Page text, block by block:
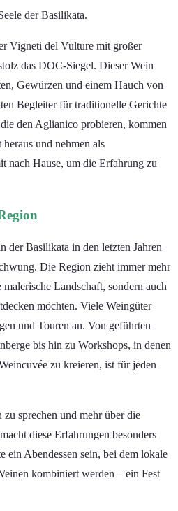
der Basilikata.
Vigneti del Vulture mit großer
das DOC-Siegel. Dieser Wein
Gewürzen und einem Hauch von
Begleiter für traditionelle Gerichte
den Aglianico probieren, kommen
und nehmen als
nach Hause, um die Erfahrung zu
der Basilikata in den letzten Jahren
Die Region zieht immer mehr
Landschaft, sondern auch
möchten. Viele Weingüter
und Touren an. Von geführten
bis hin zu Workshops, in denen
zu kreieren, ist für jeden
sprechen und mehr über die
diese Erfahrungen besonders
Abendessen sein, bei dem lokale
kombiniert werden – ein Fest